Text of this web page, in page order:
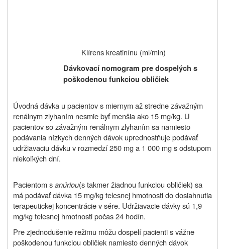
Klírens kreatinínu (ml/min)
Dávkovací nomogram pre dospelých s
poškodenou funkciou obličiek
Úvodná dávka u pacientov s miernym až stredne závažným
renálnym zlyhaním nesmie byť menšia ako 15 mg/kg. U
pacientov so závažným renálnym zlyhaním sa namiesto
podávania nízkych denných dávok uprednostňuje podávať
udržiavaciu dávku v rozmedzí 250 mg a 1 000 mg s odstupom
niekoľkých dní.
Pacientom sanúriou(s takmer žiadnou funkciou obličiek) sa
má podávať dávka 15 mg/kg telesnej hmotnosti do dosiahnutia
terapeutickej koncentrácie v sére. Udržiavacie dávky sú 1,9
mg/kg telesnej hmotnosti počas 24 hodín.
Pre zjednodušenie režimu môžu dospelí pacienti s vážne
poškodenou funkciou obličiek namiesto denných dávok